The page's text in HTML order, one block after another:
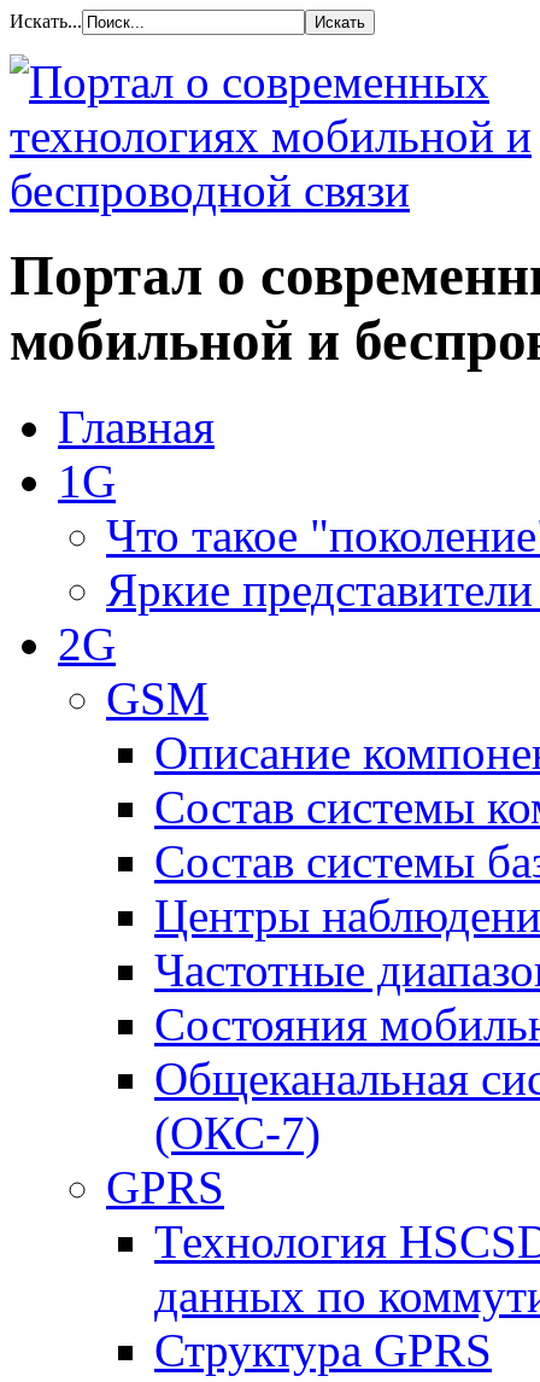
Искать...
Портал о
мобильной и
Главная
1G
Что такое
Яркие
2G
GSM
Описание
Состав системы
Состав системы
Центры
Частотные
Состояния
Общеканальная
(ОКС-7)
GPRS
Технология
данных по
Структура GPRS